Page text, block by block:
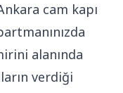
cam kapı
alanında
verdiği